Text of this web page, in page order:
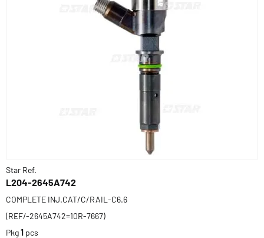
Star Ref.
L204-2645A742
COMPLETE INJ.CAT/C/RAIL-C6.6
(REF/-2645A742=10R-7667)
Pkg1 pcs